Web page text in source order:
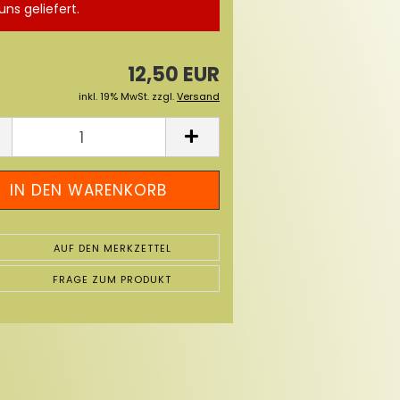
geliefert.
12,50 EUR
inkl. 19% MwSt. zzgl.Versand
AUF DEN MERKZETTEL
FRAGE ZUM PRODUKT